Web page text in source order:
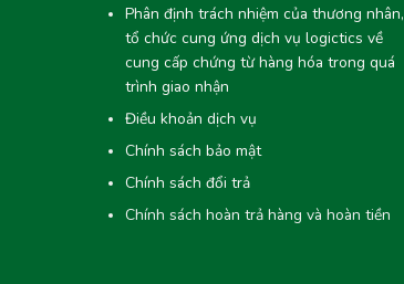
Phân định trách nhiệm của thương nhân,
tổ chức cung ứng dịch vụ logictics về
cung cấp chứng từ hàng hóa trong quá
trình giao nhận
Điều khoản dịch vụ
Chính sách bảo mật
Chính sách đổi trả
Chính sách hoàn trả hàng và hoàn tiền